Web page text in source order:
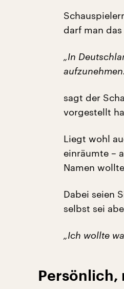
darf man
„In
sagt der
vorgestellt
Liegt wohl
einräumte –
Namen
Dabei seien
selbst sei
„Ich wollte